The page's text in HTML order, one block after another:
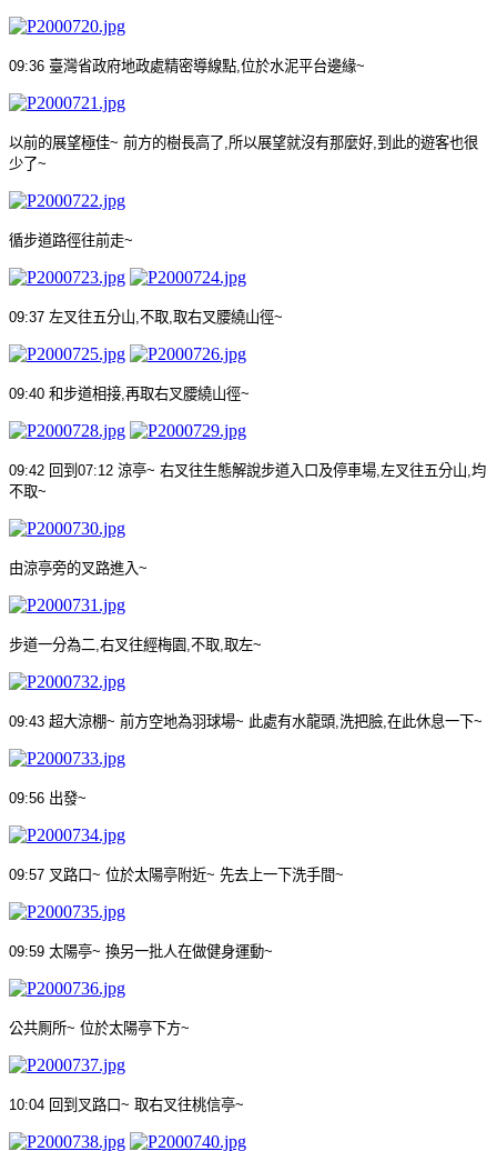
09:36 臺灣省政府地政處精密導線點 位於水泥平台邊緣~
以前的展望極佳~ 前方的樹長高了 所以展望就沒有那麼好 到此的遊客也很
少了~
循步道路徑往前走~
09:37 左叉往五分山 不取 取右叉腰繞山徑~
09:40 和步道相接 再取右叉腰繞山徑~
09:42 回到 07:12 涼亭~ 右叉往生態解說步道入口及停車場 左叉往五分山 均
不取~
由涼亭旁的叉路進入~
步道一分為二 右叉往經梅園 不取 取左~
09:43 超大涼棚~ 前方空地為羽球場~ 此處有水龍頭 洗把臉 在此休息一下~
09:56 出發~
09:57 叉路口~ 位於太陽亭附近~ 先去上一下洗手間~
09:59 太陽亭~ 換另一批人在做健身運動~
公共厠所~ 位於太陽亭下方~
10:04 回到叉路口~ 取右叉往桃信亭~